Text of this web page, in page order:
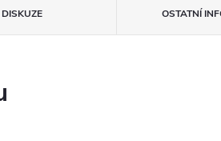
DISKUZE OSTATNÍ